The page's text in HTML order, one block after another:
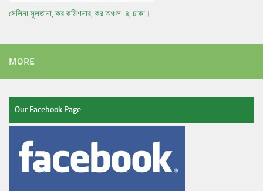
সেলিনা সুলতানা, কর কমিশনার, কর অঞ্চল-৪, ঢাকা।
MORE
Our Facebook Page